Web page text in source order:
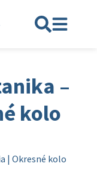
–
kolo
| Okresné kolo